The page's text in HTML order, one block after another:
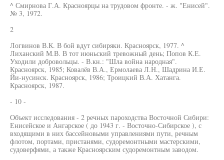
^ Смирнова Г.А. Красноярцы на трудовом фронте. - ж. "Енисей".
№ 3, 1972.
2
Логвинов В.К. В бой вдут сибиряки. Красноярск, 1977. ^
Лиханский М.В. В тот июньский тревожный день; Попов К.Е.
Уходили добровольцы. - В.кн.: "Шла война народная".
Красноярск, 1985; Ковалёв В.А., Ермолаева Л.Н., Шадрина И.Е.
Йи-нусинск. Красноярск, 1986; Троицкий В.А. Хатанга.
Красноярск, 1987.
- 10 -
Объект исследования - 2 речных пароходства Восточной Сибири:
Енисейское и Ангарское ( до 1943 г. - Восточно-Сибирское ), с
входящими в них бассейновыми управлениями пути, речным
флотом, портами, пристанями, судоремонтными мастерскими,
судоверфями, а также Красноярским судоремонтным заводом.